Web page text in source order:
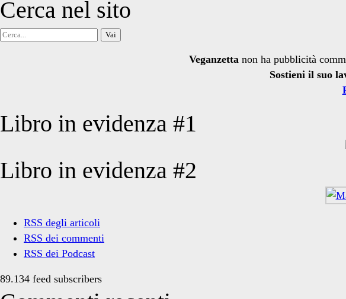
Cerca nel sito
Cerca
Veganzetta non ha pubblicità
Sostieni il suo
Libro in evidenza #1
Libro in evidenza #2
RSS degli articoli
RSS dei commenti
RSS dei Podcast
89.134 feed subscribers